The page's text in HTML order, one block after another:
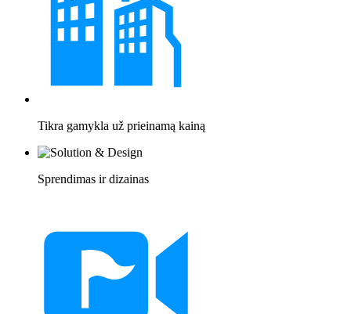
Tikra gamykla už prieinamą kainą
Sprendimas ir dizainas